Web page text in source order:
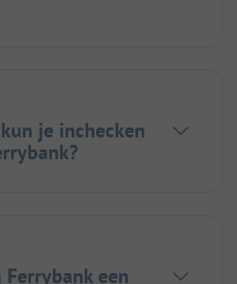
je inchecken
een